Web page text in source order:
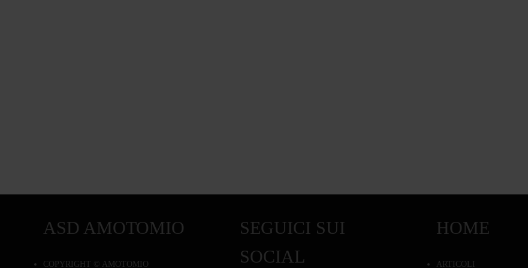
ASD AMOTOMIO
COPYRIGHT © AMOTOMIO
SEGUICI SUI
SOCIAL
HOME
ARTICOLI